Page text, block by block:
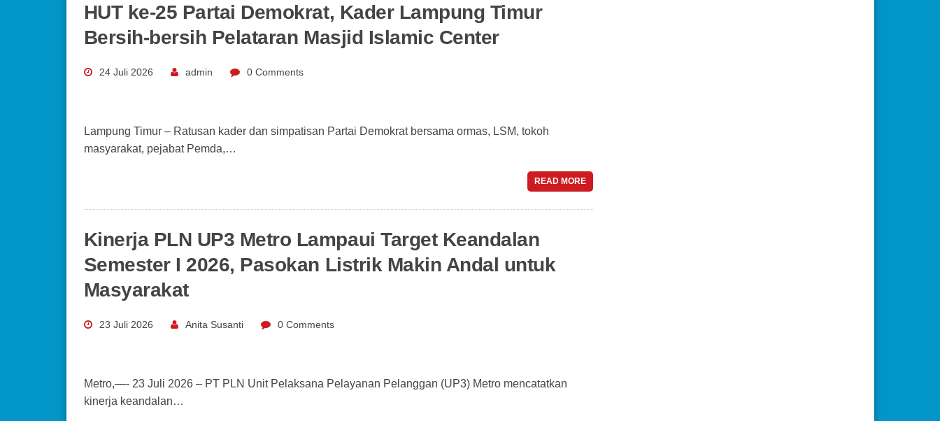
HUT ke-25 Partai Demokrat, Kader Lampung Timur
Bersih-bersih Pelataran Masjid Islamic Center
24 Juli 2026 admin 0 Comments
Lampung Timur – Ratusan kader dan simpatisan Partai Demokrat bersama ormas, LSM, tokoh
masyarakat, pejabat Pemda,…
READ MORE
Kinerja PLN UP3 Metro Lampaui Target Keandalan
Semester I 2026, Pasokan Listrik Makin Andal untuk
Masyarakat
23 Juli 2026 Anita Susanti 0 Comments
Metro,—- 23 Juli 2026 – PT PLN Unit Pelaksana Pelayanan Pelanggan (UP3) Metro mencatatkan
kinerja keandalan…